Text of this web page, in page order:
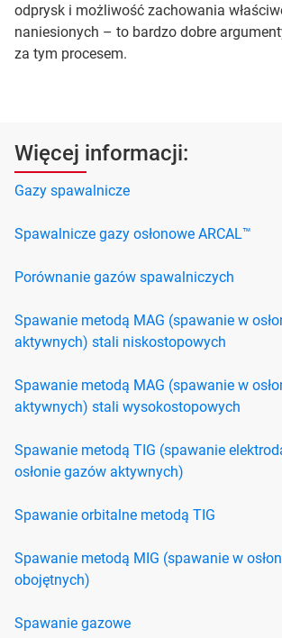
odprysk i możliwość zachowania
naniesionych – to bardzo dobre
za tym procesem.
Więcej informacji:
Gazy spawalnicze
Spawalnicze gazy osłonowe ARCAL™
Porównanie gazów spawalniczych
Spawanie metodą MAG (spawanie w
aktywnych) stali niskostopowych
Spawanie metodą MAG (spawanie w
aktywnych) stali wysokostopowych
Spawanie metodą TIG (spawanie
osłonie gazów aktywnych)
Spawanie orbitalne metodą TIG
Spawanie metodą MIG (spawanie w
obojętnych)
Spawanie gazowe